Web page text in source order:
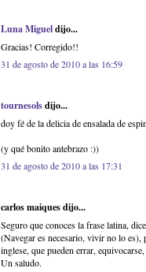
Luna Migueldijo...
Gracias! Corregido!!
31 de agosto de 2010 a las 16:59
tournesolsdijo...
doy fé de la delicia de ensalada de
(y qué bonito antebrazo :))
31 de agosto de 2010 a las 17:31
carlos maiques dijo...
Seguro que conoces la frase latina,
(Navegar es necesario, vivir no lo es),
inglese, que pueden errar,
Un saludo.